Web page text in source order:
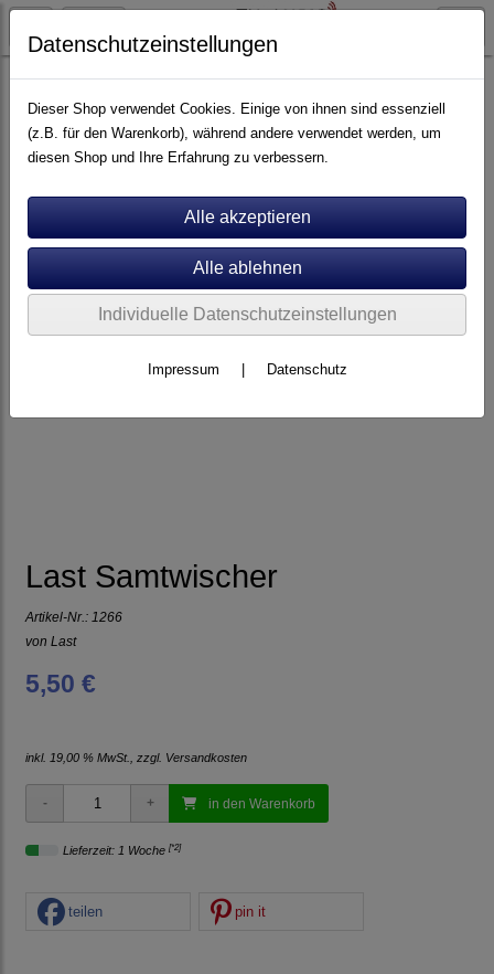
Artikel nach Marken F - O Last
Last Samtwischer
Artikel-Nr.: 1266
von Last
5,50 €
inkl. 19,00 % MwSt., zzgl. Versandkosten
in den Warenkorb
Lieferzeit: 1 Woche [*2]
teilen pin it
Datenschutzeinstellungen
Dieser Shop verwendet Cookies. Einige von ihnen sind essenziell
(z.B. für den Warenkorb), während andere verwendet werden, um
diesen Shop und Ihre Erfahrung zu verbessern.
Individuelle Datenschutzeinstellungen
Impressum Datenschutz